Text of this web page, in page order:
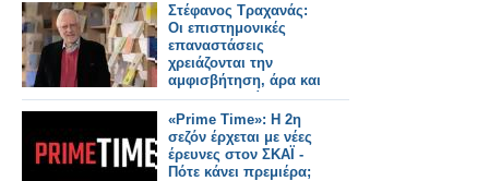
Στέφανος Τραχανάς:
Οι επιστημονικές
επαναστάσεις
χρειάζονται την
αμφισβήτηση, άρα και
τη Δημοκρατία
«Prime Time»: Η 2η
σεζόν έρχεται με νέες
έρευνες στον ΣΚΑΪ -
Πότε κάνει πρεμιέρα;